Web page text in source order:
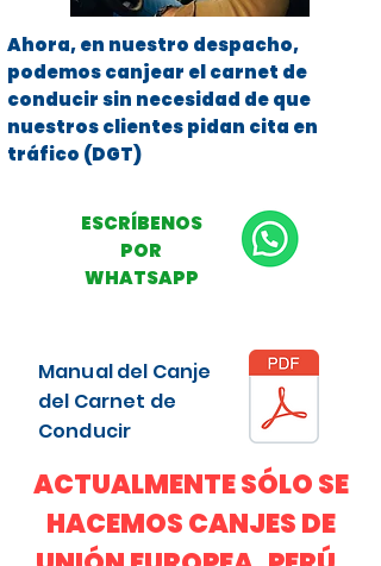
Ahora, en nuestro despacho,
podemos canjear el carnet de
conducir sin necesidad de que
nuestros clientes pidan cita en
tráfico (DGT)
ESCRÍBENOS
POR
WHATSAPP
Manual del Canje
del Carnet de
Conducir
ACTUALMENTE SÓLO SE
HACEMOS CANJES DE